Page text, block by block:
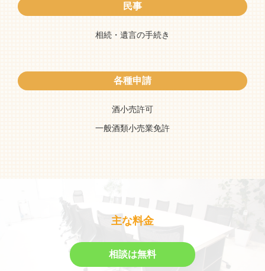
民事
相続・遺言の手続き
各種申請
酒小売許可
一般酒類小売業免許
主な料金
相談は無料